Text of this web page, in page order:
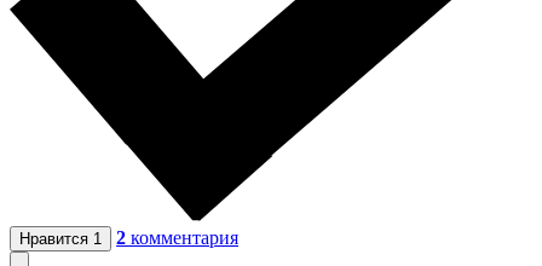
Нравится 1 2 комментария